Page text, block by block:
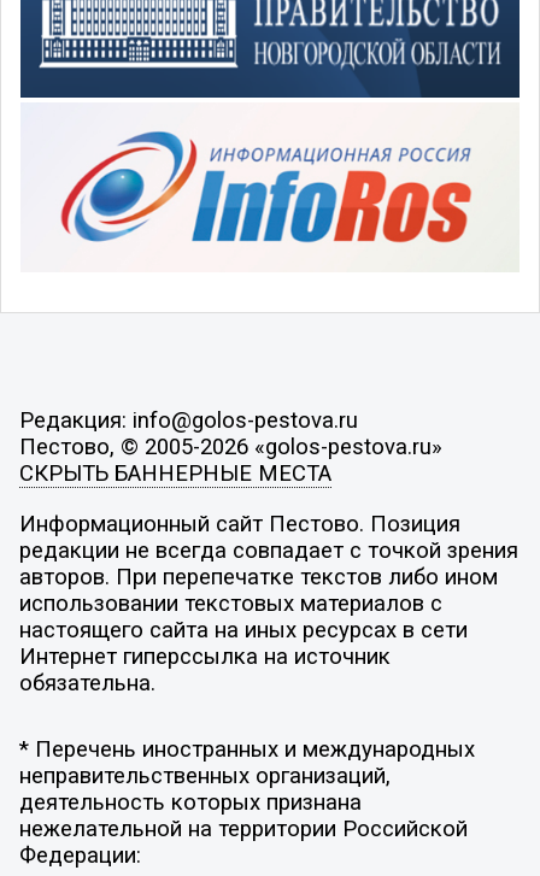
Редакция: info@golos-pestova.ru
Пестово, © 2005-2026 «golos-pestova.ru»
СКРЫТЬ БАННЕРНЫЕ МЕСТА
Информационный сайт Пестово. Позиция
редакции не всегда совпадает с точкой зрения
авторов. При перепечатке текстов либо ином
использовании текстовых материалов с
настоящего сайта на иных ресурсах в сети
Интернет гиперссылка на источник
обязательна.
* Перечень иностранных и международных
неправительственных организаций,
деятельность которых признана
нежелательной на территории Российской
Федерации: